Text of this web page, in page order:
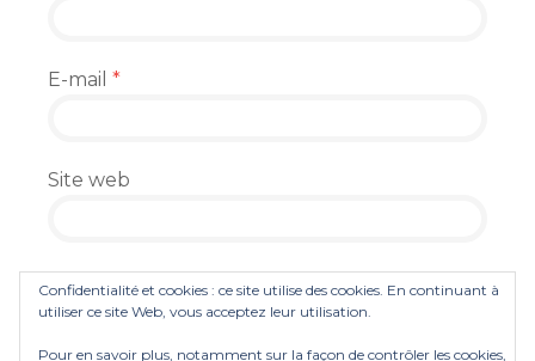
E-mail *
Site web
Enregistrer mon nom, mon e-mail et mon
site dans le navigateur pour mon prochain
Confidentialité et cookies : ce site utilise des cookies. En continuant à
utiliser ce site Web, vous acceptez leur utilisation.
Pour en savoir plus, notamment sur la façon de contrôler les cookies,